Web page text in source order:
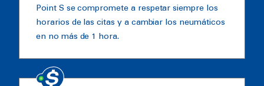
Point S se compromete a respetar siempre los
horarios de las citas y a cambiar los neumáticos
en no más de 1 hora.